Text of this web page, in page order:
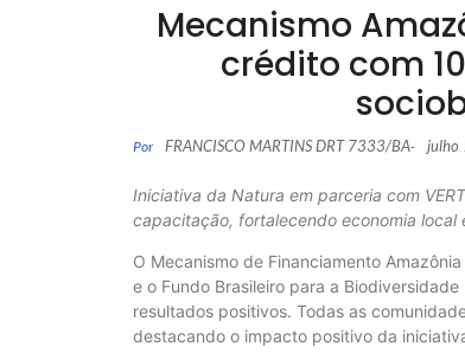
Mecanismo
crédito com
Por FRANCISCO MARTINS DRT 7333/BA- julho
Iniciativa da Natura em parceria com
capacitação, fortalecendo economia local
O Mecanismo de Financiamento
e o Fundo Brasileiro para a
resultados positivos. Todas as
destacando o impacto positivo da